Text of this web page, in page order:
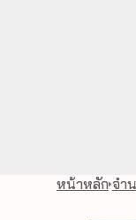
หน้าหลัก จำ